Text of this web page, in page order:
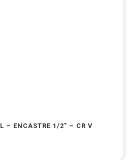
– ENCASTRE 1/2″ – CR V